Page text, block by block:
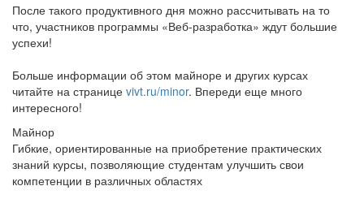
После такого продуктивного дня можно рассчитывать на то
что, участников программы «Веб-разработка» ждут большие
успехи!
Больше информации об этом майноре и других курсах
читайте на странице vivt.ru/minor. Впереди еще много
интересного!
Майнор
Гибкие, ориентированные на приобретение практических
знаний курсы, позволяющие студентам улучшить свои
компетенции в различных областях